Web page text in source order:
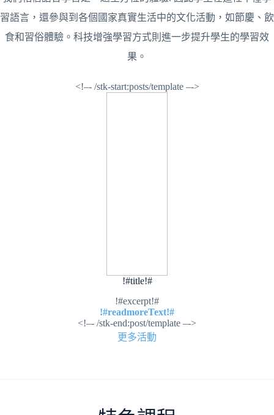
習語言，還參與到各個國家真實生活中的文化活動，如節慶、飲
食和習俗體驗。科技增強學習方式則進一步提升學生的學習效
果。
<!–- /stk-start:posts/template –->
!#title!#
!#excerpt!#
!#readmoreText!#
<!–- /stk-end:post/template –->
更多活動